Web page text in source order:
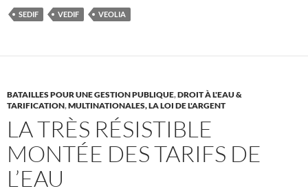
SEDIF VEDIF VEOLIA
BATAILLES POUR UNE GESTION PUBLIQUE,DROIT À L'EAU &
TARIFICATION,MULTINATIONALES, LA LOI DE L'ARGENT
LA TRÈS RÉSISTIBLE
MONTÉE DES TARIFS DE
L’EAU